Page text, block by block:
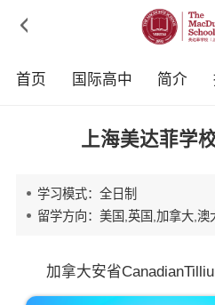

首页 国际高中 简介
上海美达菲学
学习模式：全日制
留学方向：美国,英国,加拿大,澳
加拿大安省